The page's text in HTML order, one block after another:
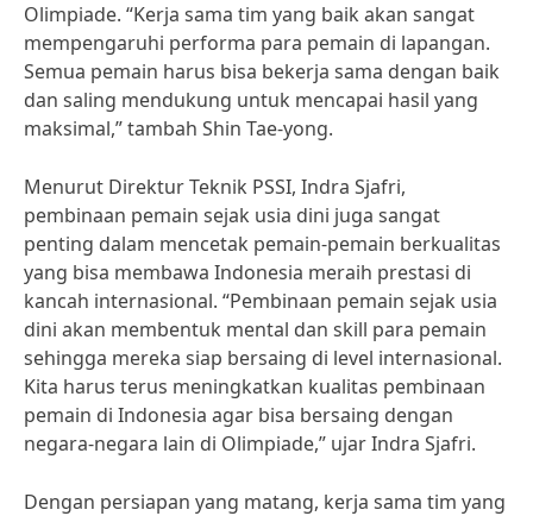
Olimpiade. “Kerja sama tim yang baik akan sangat
mempengaruhi performa para pemain di lapangan.
Semua pemain harus bisa bekerja sama dengan baik
dan saling mendukung untuk mencapai hasil yang
maksimal,” tambah Shin Tae-yong.
Menurut Direktur Teknik PSSI, Indra Sjafri,
pembinaan pemain sejak usia dini juga sangat
penting dalam mencetak pemain-pemain berkualitas
yang bisa membawa Indonesia meraih prestasi di
kancah internasional. “Pembinaan pemain sejak usia
dini akan membentuk mental dan skill para pemain
sehingga mereka siap bersaing di level internasional.
Kita harus terus meningkatkan kualitas pembinaan
pemain di Indonesia agar bisa bersaing dengan
negara-negara lain di Olimpiade,” ujar Indra Sjafri.
Dengan persiapan yang matang, kerja sama tim yang